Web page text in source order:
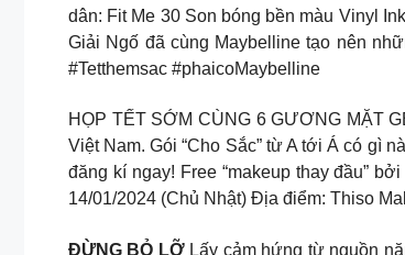
dân: Fit Me 30 Son bóng bền màu Vinyl
Giải Ngố đã cùng Maybelline tạo nên
#Tetthemsac #phaicoMaybelline
HỌP TẾT SỚM CÙNG 6 GƯƠNG MẶT
Việt Nam. Gói “Cho Sắc” từ A tới Á có gì
đăng kí ngay! Free “makeup thay đầu”
14/01/2024 (Chủ Nhật) Địa điểm: Thiso
ĐỪNG BỎ LỠ Lấy cảm hứng từ nguồn